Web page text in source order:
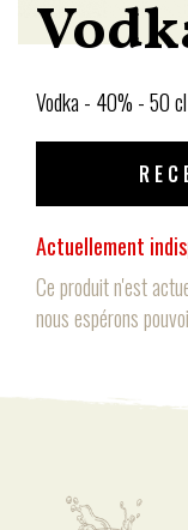
Vodka - 40% - 50 cl
Actuellement
Ce produit n'est
nous espérons